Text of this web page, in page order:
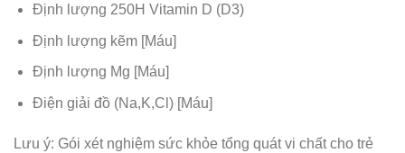
Định lượng 250H Vitamin D (D3)
Định lượng kẽm [Máu]
Định lượng Mg [Máu]
Điện giải đồ (Na,K,Cl) [Máu]
Lưu ý: Gói xét nghiệm sức khỏe tổng quát vi chất cho trẻ